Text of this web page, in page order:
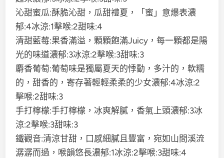
沁甜蜜瓜:酥脆沁甜，瓜甜禮夏，「蜜」意爆表濃
郁:4冰涼:1擊喉:2甜味:4
清甜藍莓:果香滿溢，顆顆飽滿Juicy，每一顆都是陽
光的味道濃郁:3冰涼:2擊喉:3甜味:3
麝香葡萄:葡萄味是獨屬夏天的悸動，多汁的，軟糯
的，甜香的，寄存著輕輕柔柔的少女濃郁:4冰涼:2
擊喉:2甜味:3
手打檸檬:手打檸檬，冰爽解膩，香氣上頭濃郁:3冰
涼:2擊喉:3甜味:3
鐵觀音:清涼甘甜，口感細膩且豐富，宛如山間溪流
潺潺而過，喉韻悠長濃郁:1冰涼:2擊喉:3甜味:4